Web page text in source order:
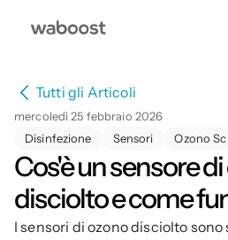
Tutti gli Articoli
mercoledì 25 febbraio 2026
Disinfezione
Sensori Ozono
Cos'è un sensore
disciolto e come
I sensori di ozono disciolto